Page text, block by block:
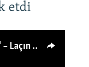
etdi
'Ya təklif olunan ev, ya status!' – Laçın köçkünü: 'Laçından başqa heç hara!'